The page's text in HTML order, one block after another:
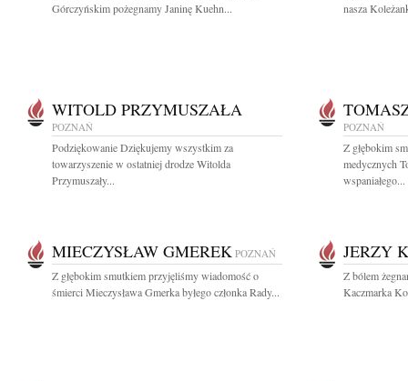
Górczyńskim pożegnamy Janinę Kuehn...
nasza
WITOLD PRZYMUSZAŁA
POZNAŃ
Podziękowanie Dziękujemy wszystkim za
towarzyszenie w ostatniej drodze Witolda
Przymuszały...
POZNAŃ
Z głębokim
medycznych
wspaniałego...
MIECZYSŁAW GMEREK POZNAŃ
Z głębokim smutkiem przyjęliśmy wiadomość o
śmierci Mieczysława Gmerka byłego członka Rady...
JERZY
Z bólem
Kaczmarka